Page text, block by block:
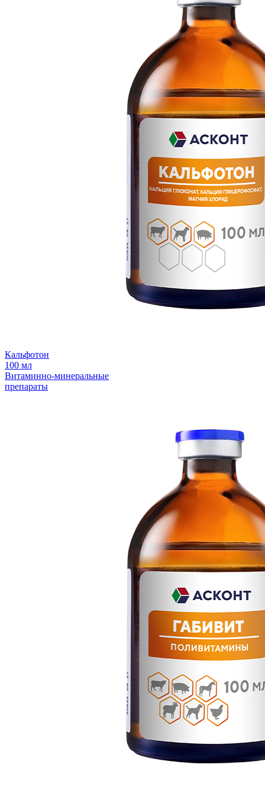
Кальфотон
100 мл
Витаминно-минеральные
препараты